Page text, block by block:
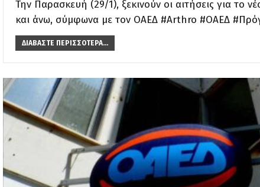
Την Παρασκευή (29/1), ξεκινούν οι αιτήσεις για το
και άνω, σύμφωνα με τον ΟΑΕΔ #Arthro #ΟΑΕΔ
ΔΙΑΒΆΣΤΕ ΠΕΡΙΣΣΌΤΕΡΑ...